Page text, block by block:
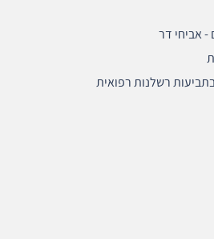
- אביחי דר
רשלנות רפואית